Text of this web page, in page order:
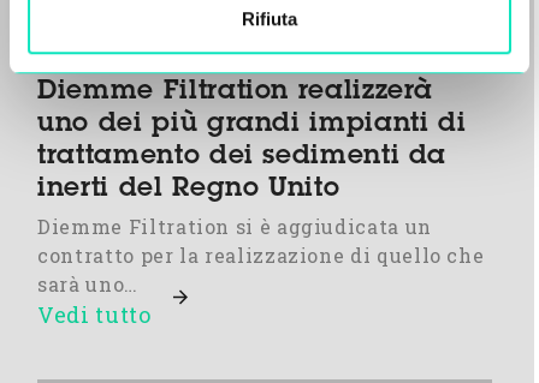
Rifiuta
Diemme Filtration realizzerà
uno dei più grandi impianti di
trattamento dei sedimenti da
inerti del Regno Unito
Diemme Filtration si è aggiudicata un
contratto per la realizzazione di quello che
sarà uno…
Vedi tutto